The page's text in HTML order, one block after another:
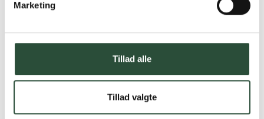
Marketing
Tillad alle
Tillad valgte